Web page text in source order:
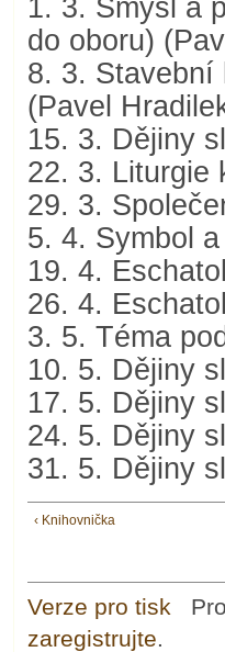
1. 3. Smysl a
do oboru)
8. 3. Stavební
(Pavel
15. 3. Dějiny
22. 3. Liturgie
29. 3.
5. 4. Symbol
19. 4.
26. 4.
3. 5. Téma
10. 5. Dějiny
17. 5. Dějiny
24. 5. Dějiny
31. 5. Dějiny
‹ Knihovnička
Verze pro tisk
zaregistrujte.